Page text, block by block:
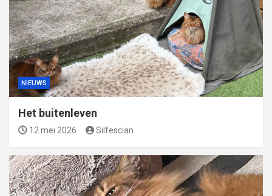
NIEUWS
Het buitenleven
12 mei 2026 Silfescian